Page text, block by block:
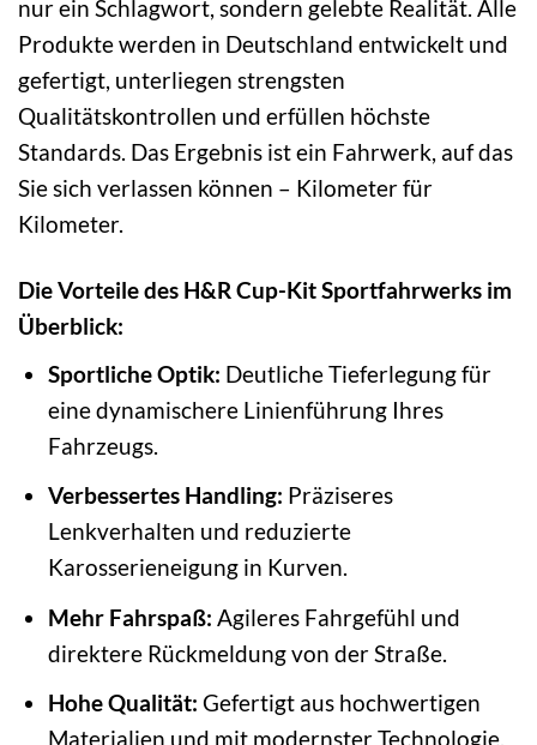
nur ein Schlagwort, sondern gelebte Realität. Alle
Produkte werden in Deutschland entwickelt und
gefertigt, unterliegen strengsten
Qualitätskontrollen und erfüllen höchste
Standards. Das Ergebnis ist ein Fahrwerk, auf das
Sie sich verlassen können – Kilometer für
Kilometer.
Die Vorteile des H&R Cup-Kit Sportfahrwerks im
Überblick:
Sportliche Optik: Deutliche Tieferlegung für
eine dynamischere Linienführung Ihres
Fahrzeugs.
Verbessertes Handling: Präziseres
Lenkverhalten und reduzierte
Karosserieneigung in Kurven.
Mehr Fahrspaß: Agileres Fahrgefühl und
direktere Rückmeldung von der Straße.
Hohe Qualität: Gefertigt aus hochwertigen
Materialien und mit modernster Technologie.